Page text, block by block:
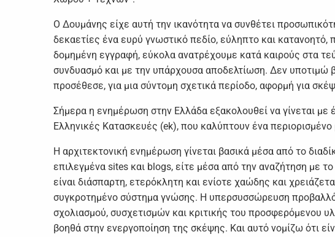
Ο Δουμάνης είχε αυτή την ικανότητα να συνθέτει
δεκαετίες ένα ευρύ γνωστικό πεδίο, εύληπτο και
δομημένη εγγραφή, εύκολα ανατρέχουμε κατά καιρούς στα
συνδυασμό και με την υπάρχουσα αποδελτίωση. Δεν υποτιμώ
προσέθεσε, για μια σύντομη σχετικά περίοδο, αφορμή για
Σήμερα η ενημέρωση στην Ελλάδα εξακολουθεί να γίνεται με
Ελληνικές Κατασκευές (ek), που καλύπτουν ένα
Η αρχιτεκτονική ενημέρωση γίνεται βασικά μέσα από το
επιλεγμένα sites και blogs, είτε μέσα από την αναζήτηση με
είναι διάσπαρτη, ετερόκλητη και ενίοτε χαώδης και
συγκροτημένο σύστημα γνώσης. Η υπερσυσσώρευση
σχολιασμού, συσχετισμών και κριτικής του προσφερόμενου
βοηθά στην ενεργοποίηση της σκέψης. Και αυτό νομίζω ότι